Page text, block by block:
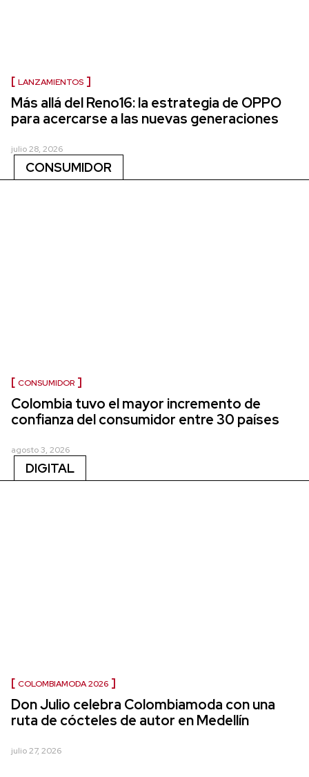
LANZAMIENTOS
Más allá del Reno16: la estrategia de OPPO
para acercarse a las nuevas generaciones
julio 28, 2026
CONSUMIDOR
CONSUMIDOR
Colombia tuvo el mayor incremento de
confianza del consumidor entre 30 países
agosto 3, 2026
DIGITAL
COLOMBIAMODA 2026
Don Julio celebra Colombiamoda con una
ruta de cócteles de autor en Medellín
julio 27, 2026